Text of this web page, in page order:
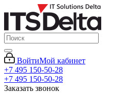
ВойтиМой кабинет
+7 495 150-50-28
+7 495 150-50-28
Заказать звонок